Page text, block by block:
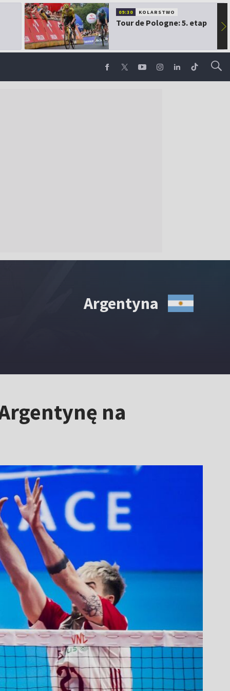
09:30 KOLARSTWO
Tour de Pologne: 5. etap ▶
Argentyna
na